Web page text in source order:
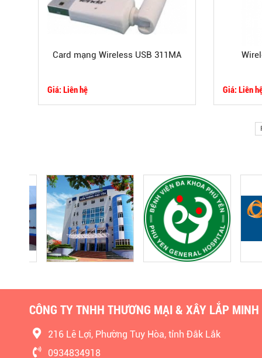
Card mạng Wireless USB 311MA
Giá: Liên hệ Giá: Liên
CÔNG TY TNHH THƯƠNG MẠI & XÂY LẮP
216 Lê Lợi, Phường Tuy Hòa, tỉnh Đắk Lắk
0934834918